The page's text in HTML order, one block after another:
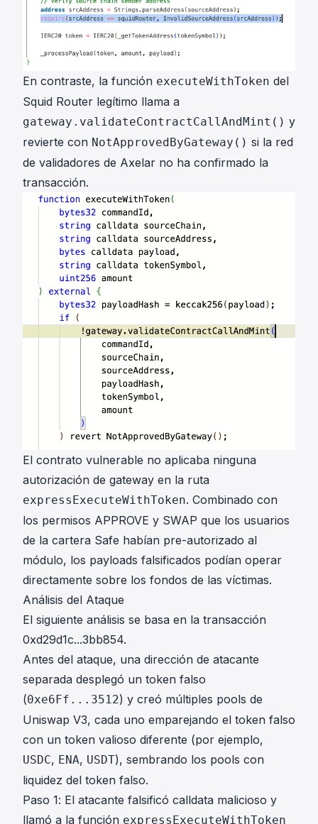
En contraste, la función executeWithToken del
Squid Router legítimo llama a
gateway.validateContractCallAndMint() y
revierte con NotApprovedByGateway() si la red
de validadores de Axelar no ha confirmado la
transacción.
El contrato vulnerable no aplicaba ninguna
autorización de gateway en la ruta
expressExecuteWithToken. Combinado con
los permisos APPROVE y SWAP que los usuarios
de la cartera Safe habían pre-autorizado al
módulo, los payloads falsificados podían operar
directamente sobre los fondos de las víctimas.
Análisis del Ataque
El siguiente análisis se basa en la transacción
0xd29d1c...3bb854.
Antes del ataque, una dirección de atacante
separada desplegó un token falso
(0xe6Ff...3512) y creó múltiples pools de
Uniswap V3, cada uno emparejando el token falso
con un token valioso diferente (por ejemplo,
USDC, ENA, USDT), sembrando los pools con
liquidez del token falso.
Paso 1: El atacante falsificó calldata malicioso y
llamó a la función expressExecuteWithToken